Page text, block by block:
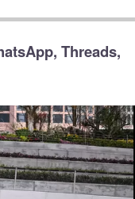
Threads,